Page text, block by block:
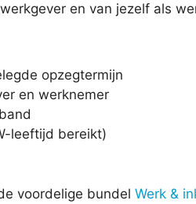
en van jezelf als
opzegtermijn
en werknemer
leeftijd bereikt)
voordelige bundel Werk &